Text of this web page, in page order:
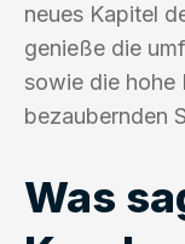
neues Kapitel
genieße die
sowie die hohe
bezaubernden
Was